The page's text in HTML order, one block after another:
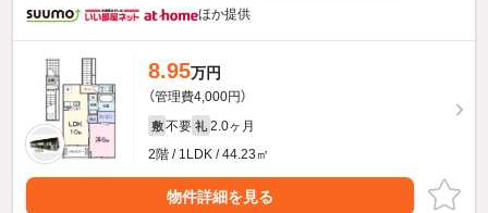
ほか提供
8.95万円
（管理費4,000円）
敷 不要 礼 2.0ヶ月
2階 / 1LDK / 44.23㎡
物件詳細を見る